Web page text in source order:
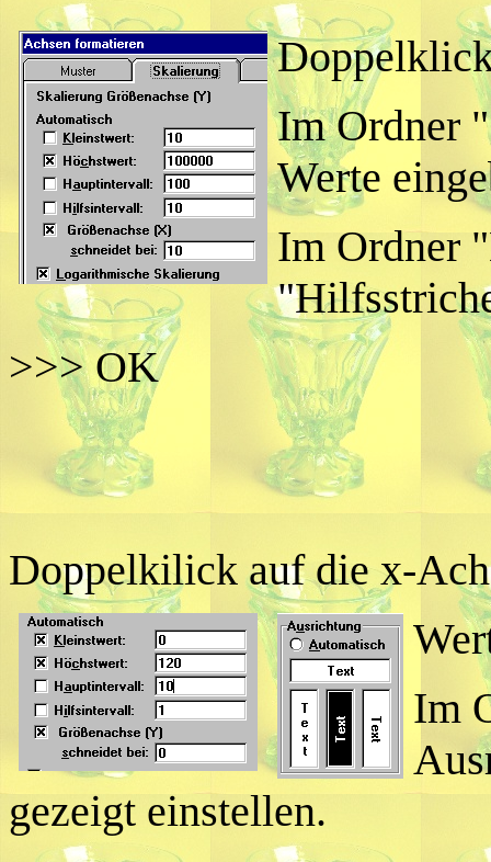
Im Ordner
Werte
Im Ordner
>>> OK
Doppelkilick auf die x-
Im
gezeigt einstellen.